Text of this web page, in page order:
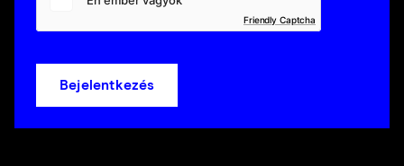
Friendly Captcha
Bejelentkezés